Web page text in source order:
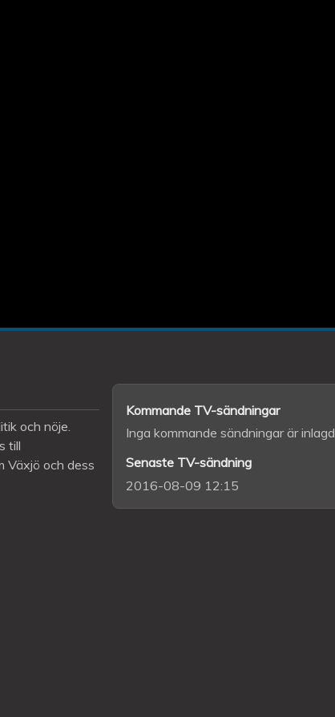
och nöje.
till
Växjö och dess
Kommande TV-sändningar
Inga kommande sändningar är
Senaste TV-sändning
2016-08-09 12:15